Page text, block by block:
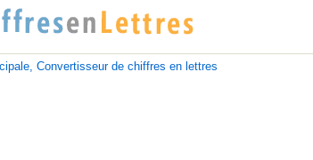
Convertisseur de chiffres en lettres